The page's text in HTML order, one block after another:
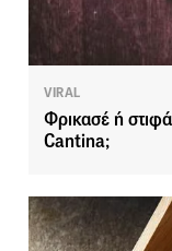
VIRAL
Φρικασέ ή
Cantina;